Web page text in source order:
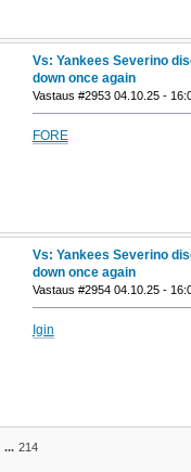
Vs: Yankees Severino
down once again
Vastaus #2953 04.10.25 -
FORE
Vs: Yankees Severino
down once again
Vastaus #2954 04.10.25 -
Igin
... 214